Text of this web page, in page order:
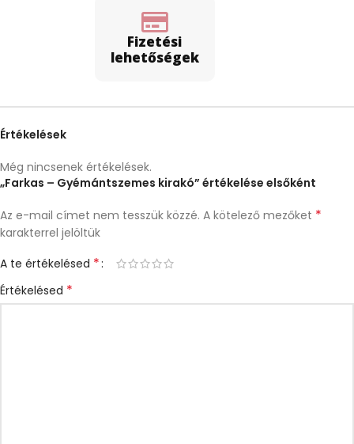
Fizetési
lehetőségek
Értékelések
Még nincsenek értékelések.
„Farkas – Gyémántszemes kirakó” értékelése elsőként
Az e-mail címet nem tesszük közzé. A kötelező mezőket *
karakterrel jelöltük
A te értékelésed *
Értékelésed *